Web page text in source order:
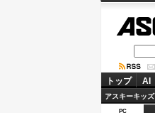
トップ AI
アスキーキッズ
PC